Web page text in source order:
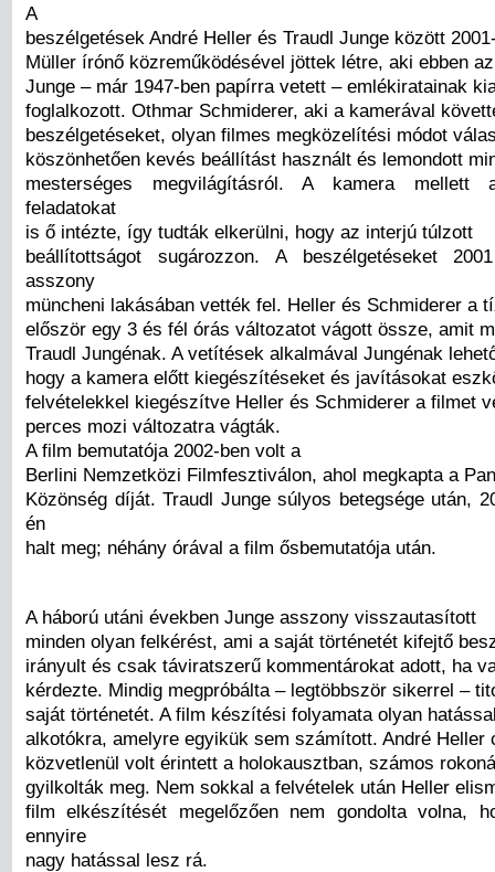
A
beszélgetések André Heller és Traudl Junge között
Müller írónő közreműködésével jöttek létre, aki ebben
Junge – már 1947-ben papírra vetett – emlékiratainak
foglalkozott. Othmar Schmiderer, aki a kamerával
beszélgetéseket, olyan filmes megközelítési módot
köszönhetően kevés beállítást használt és lemondott
mesterséges megvilágításról. A kamera mellett
feladatokat
is ő intézte, így tudták elkerülni, hogy az interjú túlzott
beállítottságot sugározzon. A beszélgetéseket
asszony
müncheni lakásában vették fel. Heller és Schmiderer a
először egy 3 és fél órás változatot vágott össze, amit
Traudl Jungénak. A vetítések alkalmával Jungénak
hogy a kamera előtt kiegészítéseket és javításokat
felvételekkel kiegészítve Heller és Schmiderer a filmet
perces mozi változatra vágták.
A film bemutatója 2002-ben volt a
Berlini Nemzetközi Filmfesztiválon, ahol megkapta a
Közönség díját. Traudl Junge súlyos betegsége után,
én
halt meg; néhány órával a film ősbemutatója után.
A háború utáni években Junge asszony visszautasított
minden olyan felkérést, ami a saját történetét kifejtő
irányult és csak táviratszerű kommentárokat adott, ha
kérdezte. Mindig megpróbálta – legtöbbször sikerrel –
saját történetét. A film készítési folyamata olyan
alkotókra, amelyre egyikük sem számított. André Heller
közvetlenül volt érintett a holokausztban, számos
gyilkolták meg. Nem sokkal a felvételek után Heller
film elkészítését megelőzően nem gondolta volna,
ennyire
nagy hatással lesz rá.